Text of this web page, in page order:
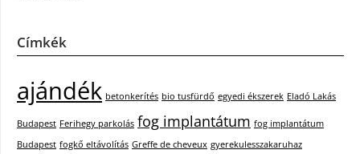
Címkék
ajándék betonkerítés bio tusfürdő egyedi ékszerek Eladó Lakás
Budapest Ferihegy parkolás fog implantátum fog implantátum
Budapest fogkő eltávolítás Greffe de cheveux gyerekulesszakaruhaz